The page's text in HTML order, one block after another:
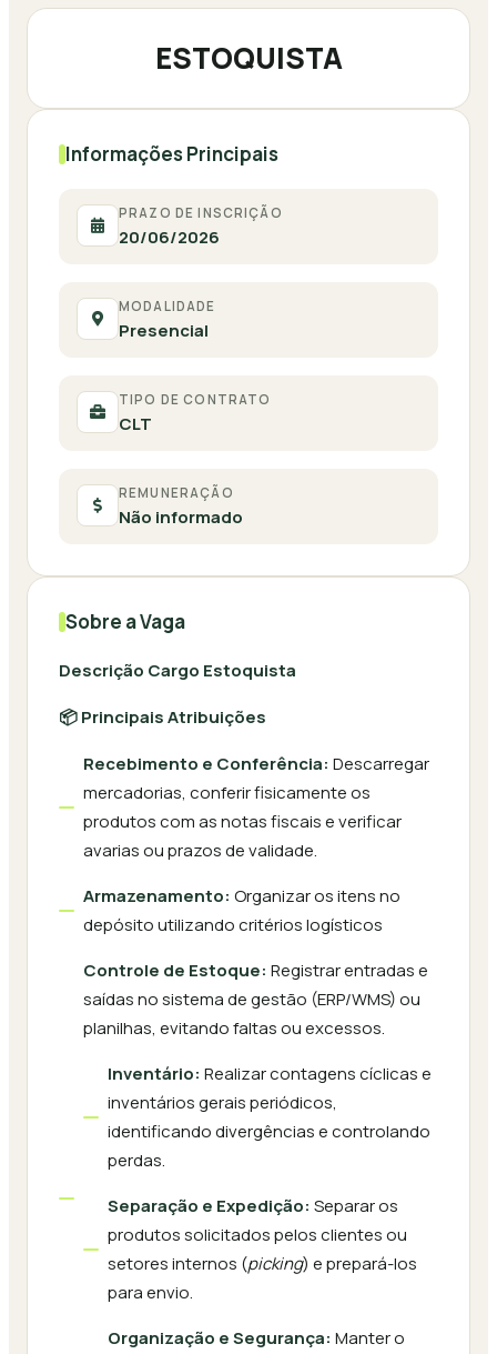
ESTOQUISTA
Informações Principais
PRAZO DE INSCRIÇÃO
20/06/2026
MODALIDADE
Presencial
TIPO DE CONTRATO
CLT
REMUNERAÇÃO
Não informado
Sobre a Vaga
Descrição Cargo Estoquista
📦 Principais Atribuições
Recebimento e Conferência: Descarregar
mercadorias, conferir fisicamente os
produtos com as notas fiscais e verificar
avarias ou prazos de validade.
Armazenamento: Organizar os itens no
depósito utilizando critérios logísticos
Controle de Estoque: Registrar entradas e
saídas no sistema de gestão (ERP/WMS) ou
planilhas, evitando faltas ou excessos.
Inventário: Realizar contagens cíclicas e
inventários gerais periódicos,
identificando divergências e controlando
perdas.
Separação e Expedição: Separar os
produtos solicitados pelos clientes ou
setores internos (picking) e prepará-los
para envio.
Organização e Segurança: Manter o